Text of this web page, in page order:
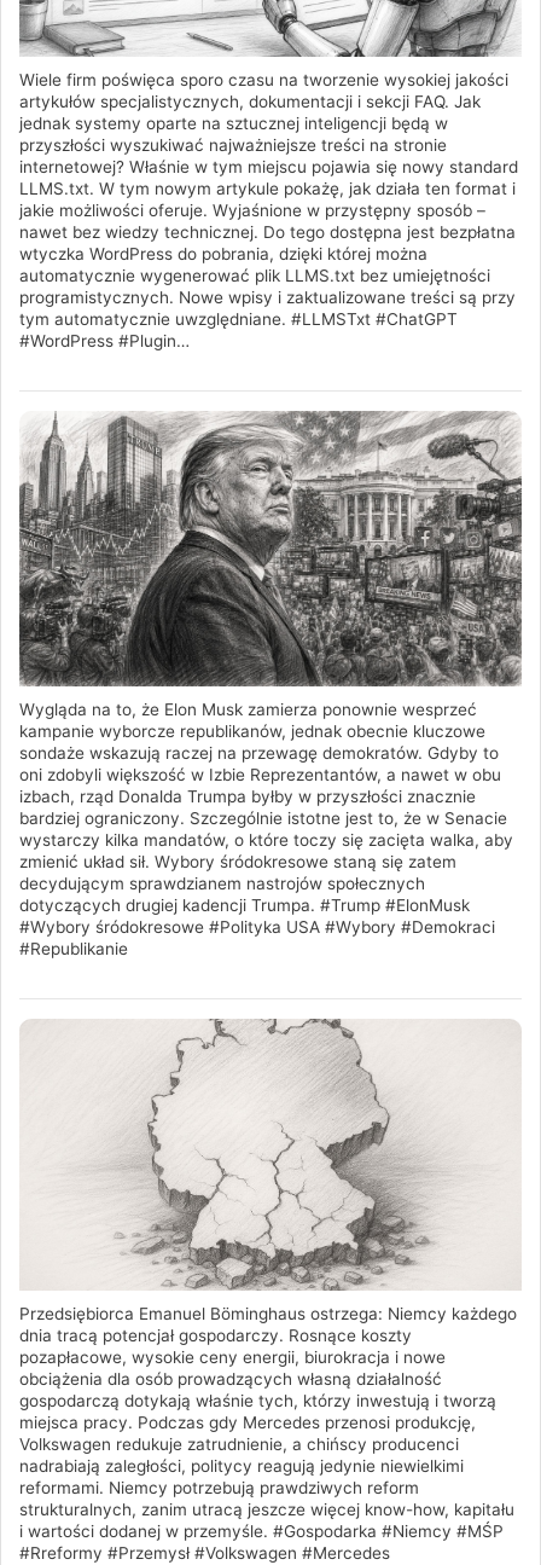
Wiele firm poświęca sporo czasu na tworzenie wysokiej jakości
artykułów specjalistycznych, dokumentacji i sekcji FAQ. Jak
jednak systemy oparte na sztucznej inteligencji będą w
przyszłości wyszukiwać najważniejsze treści na stronie
internetowej? Właśnie w tym miejscu pojawia się nowy standard
LLMS.txt. W tym nowym artykule pokażę, jak działa ten format i
jakie możliwości oferuje. Wyjaśnione w przystępny sposób –
nawet bez wiedzy technicznej. Do tego dostępna jest bezpłatna
wtyczka WordPress do pobrania, dzięki której można
automatycznie wygenerować plik LLMS.txt bez umiejętności
programistycznych. Nowe wpisy i zaktualizowane treści są przy
tym automatycznie uwzględniane. #LLMSTxt #ChatGPT
#WordPress #Plugin…
Wygląda na to, że Elon Musk zamierza ponownie wesprzeć
kampanie wyborcze republikanów, jednak obecnie kluczowe
sondaże wskazują raczej na przewagę demokratów. Gdyby to
oni zdobyli większość w Izbie Reprezentantów, a nawet w obu
izbach, rząd Donalda Trumpa byłby w przyszłości znacznie
bardziej ograniczony. Szczególnie istotne jest to, że w Senacie
wystarczy kilka mandatów, o które toczy się zacięta walka, aby
zmienić układ sił. Wybory śródokresowe staną się zatem
decydującym sprawdzianem nastrojów społecznych
dotyczących drugiej kadencji Trumpa. #Trump #ElonMusk
#Wybory śródokresowe #Polityka USA #Wybory #Demokraci
#Republikanie
Przedsiębiorca Emanuel Böminghaus ostrzega: Niemcy każdego
dnia tracą potencjał gospodarczy. Rosnące koszty
pozapłacowe, wysokie ceny energii, biurokracja i nowe
obciążenia dla osób prowadzących własną działalność
gospodarczą dotykają właśnie tych, którzy inwestują i tworzą
miejsca pracy. Podczas gdy Mercedes przenosi produkcję,
Volkswagen redukuje zatrudnienie, a chińscy producenci
nadrabiają zaległości, politycy reagują jedynie niewielkimi
reformami. Niemcy potrzebują prawdziwych reform
strukturalnych, zanim utracą jeszcze więcej know-how, kapitału
i wartości dodanej w przemyśle. #Gospodarka #Niemcy #MŚP
#Rreformy #Przemysł #Volkswagen #Mercedes